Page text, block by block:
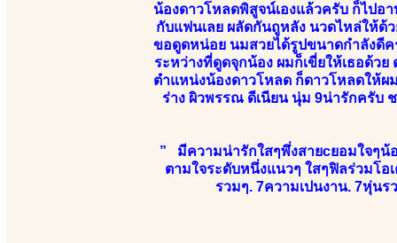
น้องดาวโหลดพิสูจน์เองแล้วครับ ก็ไปอ
กับแฟนเลย ผลัดกันถูหลัง นวดไหล่ให้ด้ว
ขอดูดหน่อย นมสวยได้รูปขนาดกำลังดีค
ระหว่างที่ดูดจุกน้อง ผมก็เขี่ยให้เธอด้ว
ตำแหน่งน้องดาวโหลด ก็ดาวโหลดให้ผ
ร่าง ผิวพรรณ ดีเนียน นุ่ม 9น่ารักครับ
” มีความน่ารักใสๆพึ่งสายcยอมใจๆน้
ตามใจระดับหนึ่งแนวๆ ใสๆฟิลร่วมโอ
รวมๆ. 7ความเปนงาน. 7หุ่นร